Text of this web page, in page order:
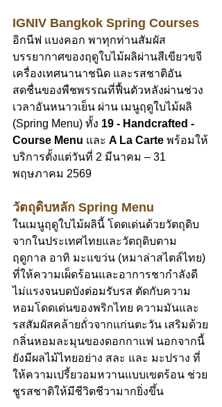
IGNIV Bangkok Spring Courses
อิกนีฟ แบงคอก พาทุกท่านสัมผัส
บรรยากาศของฤดูใบไม้ผลิผ่านสีเขียวขจี
เครื่องเทศนานาชนิด และรสชาติอัน
สดชื่นของพืชพรรณที่ฟื้นตัวหลังผ่านช่วง
เวลาอันหนาวเย็น ผ่าน เมนูฤดูใบไม้ผลิ
(Spring Menu) ทั้ง 19 - Handcrafted -
Course Menu และ A La Carte พร้อมให้
บริการตั้งแต่วันที่ 2 มีนาคม – 31
พฤษภาคม 2569
วัตถุดิบหลัก Spring Menu
ในเมนูฤดูใบไม้ผลินี้ โดดเด่นด้วยวัตถุดิบ
จากในประเทศไทยและวัตถุดิบตาม
ฤดูกาล อาทิ มะแขว่น (หมาล่าสไตล์ไทย)
ที่ให้ความเผ็ดร้อนและอาการชากำลังดี
ไม่แรงจนบดบังต่อมรับรส ตัดกับความ
หอมโดดเด่นของพริกไทย ความมันและ
รสสัมผัสคล้ายถั่วจากแก่นตะวัน เสริมด้วย
กลิ่นหอมละมุนของดอกกาแฟ นอกจากนี้
ยังมีผลไม้ไทยอย่าง สละ และ มะปราง ที่
ให้ความเปรี้ยวอมหวานแบบเขตร้อน ช่วย
ชูรสชาติให้มีชีวิตชีวามากยิ่งขึ้น